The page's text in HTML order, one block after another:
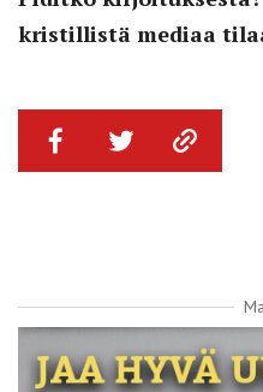
kristillistä mediaa